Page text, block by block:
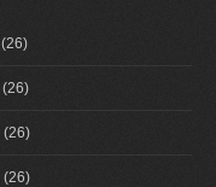
(26)
(26)
(26)
(26)